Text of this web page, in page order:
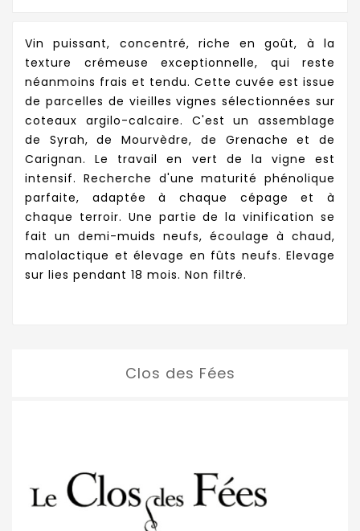
Vin puissant, concentré, riche en goût, à la
texture crémeuse exceptionnelle, qui reste
néanmoins frais et tendu. Cette cuvée est issue
de parcelles de vieilles vignes sélectionnées sur
coteaux argilo-calcaire. C'est un assemblage
de Syrah, de Mourvèdre, de Grenache et de
Carignan. Le travail en vert de la vigne est
intensif. Recherche d'une maturité phénolique
parfaite, adaptée à chaque cépage et à
chaque terroir. Une partie de la vinification se
fait un demi-muids neufs, écoulage à chaud,
malolactique et élevage en fûts neufs. Elevage
sur lies pendant 18 mois. Non filtré.
Clos des Fées